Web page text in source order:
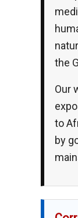
the
Our
to
by